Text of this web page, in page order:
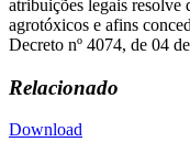
atribuições legais resolve
agrotóxicos e afins
Decreto nº 4074, de 04
Relacionado
Download